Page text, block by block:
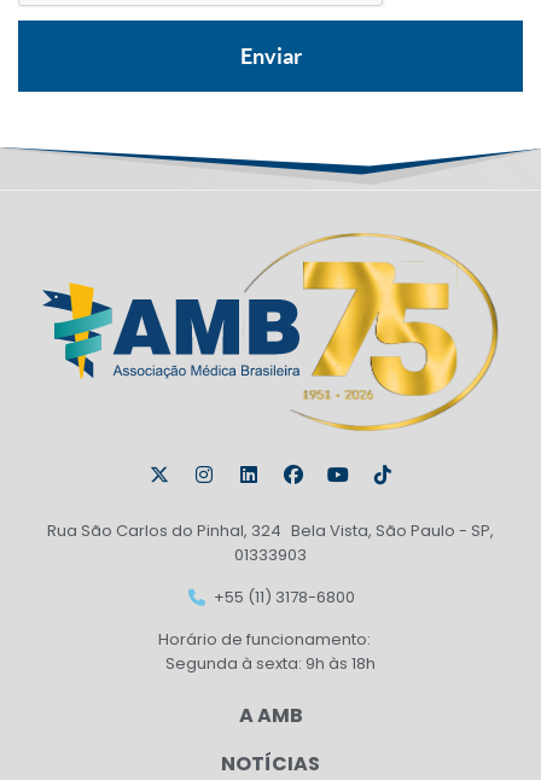
Rua São Carlos do Pinhal, 324 Bela Vista, São Paulo - SP,
01333903
+55 (11) 3178-6800
Horário de funcionamento:
Segunda à sexta: 9h às 18h
A AMB
NOTÍCIAS